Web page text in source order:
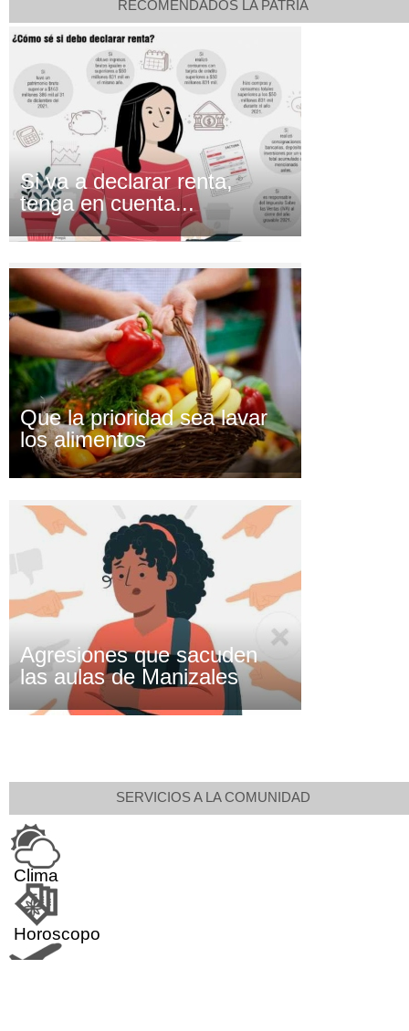
RECOMENDADOS LA PATRIA
Si va a declarar renta,
tenga en cuenta...
Que la prioridad sea lavar
los alimentos
Agresiones que sacuden
las aulas de Manizales
SERVICIOS A LA COMUNIDAD
Clima
Horoscopo